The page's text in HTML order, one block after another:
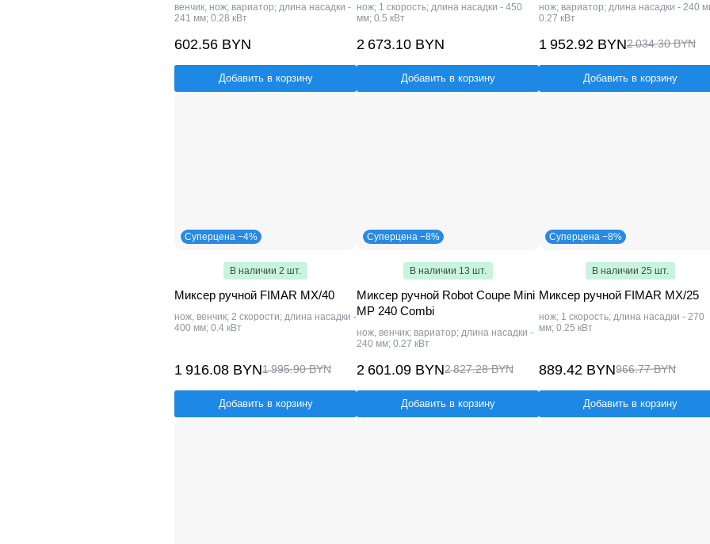
венчик, нож; вариатор; длина насадки -
241 мм; 0.28 кВт
602.56 BYN
Добавить в корзину
нож; 1 скорость; длина насадки - 450
мм; 0.5 кВт
2 673.10 BYN
Добавить в корзину
нож; вариатор; длина насадки - 240
0.27 кВт
1 952.92 BYN2 034.30 BYN
Добавить в корзину
Суперцена −4%
В наличии 2 шт.
Миксер ручной FIMAR MX/40
нож, венчик; 2 скорости; длина насадки -
400 мм; 0.4 кВт
1 916.08 BYN1 995.90 BYN
Добавить в корзину
Суперцена −8%
В наличии 13 шт.
Миксер ручной Robot Coupe Mini
MP 240 Combi
нож, венчик; вариатор; длина насадки -
240 мм; 0.27 кВт
2 601.09 BYN2 827.28 BYN
Добавить в корзину
Суперцена −8%
В наличии 25 шт.
Миксер ручной FIMAR MX/25
нож; 1 скорость; длина насадки - 270
мм; 0.25 кВт
889.42 BYN966.77 BYN
Добавить в корзину